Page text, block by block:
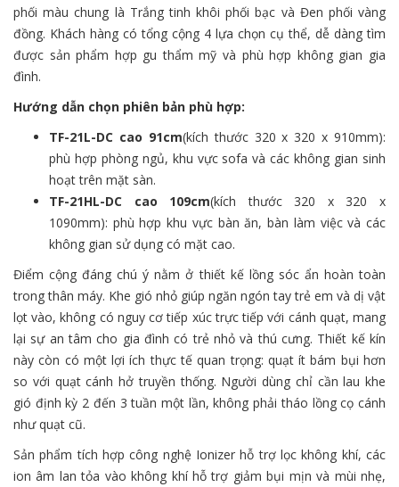
phối màu chung là Trắng tinh khôi phối bạc và Đen phối vàng
đồng. Khách hàng có tổng cộng 4 lựa chọn cụ thể, dễ dàng tìm
được sản phẩm hợp gu thẩm mỹ và phù hợp không gian gia
đình.
Hướng dẫn chọn phiên bản phù hợp:
TF-21L-DC cao 91cm(kích thước 320 x 320 x 910mm):
phù hợp phòng ngủ, khu vực sofa và các không gian sinh
hoạt trên mặt sàn.
TF-21HL-DC cao 109cm(kích thước 320 x 320 x
1090mm): phù hợp khu vực bàn ăn, bàn làm việc và các
không gian sử dụng có mặt cao.
Điểm cộng đáng chú ý nằm ở thiết kế lồng sóc ẩn hoàn toàn
trong thân máy. Khe gió nhỏ giúp ngăn ngón tay trẻ em và dị vật
lọt vào, không có nguy cơ tiếp xúc trực tiếp với cánh quạt, mang
lại sự an tâm cho gia đình có trẻ nhỏ và thú cưng. Thiết kế kín
này còn có một lợi ích thực tế quan trọng: quạt ít bám bụi hơn
so với quạt cánh hở truyền thống. Người dùng chỉ cần lau khe
gió định kỳ 2 đến 3 tuần một lần, không phải tháo lồng cọ cánh
như quạt cũ.
Sản phẩm tích hợp công nghệ Ionizer hỗ trợ lọc không khí, các
ion âm lan tỏa vào không khí hỗ trợ giảm bụi mịn và mùi nhẹ,